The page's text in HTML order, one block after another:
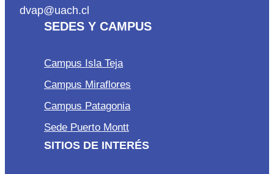
dvap@uach.cl
SEDES Y CAMPUS
Campus Isla Teja
Campus Miraflores
Campus Patagonia
Sede Puerto Montt
SITIOS DE INTERÉS